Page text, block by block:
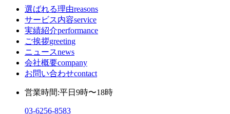
選ばれる理由reasons
サービス内容service
実績紹介performance
ご挨拶greeting
ニュースnews
会社概要company
お問い合わせcontact
営業時間:平日9時〜18時
03-6256-8583